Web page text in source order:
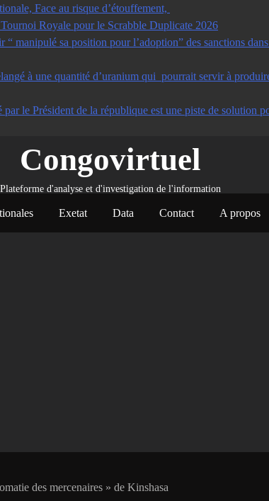
Face au risque d’étouffement,
Royale pour le Scrabble Duplicate 2026
manipulé sa position pour l’adoption” des sanctions
à une quantité d’uranium qui pourrait servir à
le Président de la république est une piste de solution
Congovirtuel
Plateforme d'analyse et d'investigation de l'information
Exetat Data Contact A propos
des mercenaires » de Kinshasa